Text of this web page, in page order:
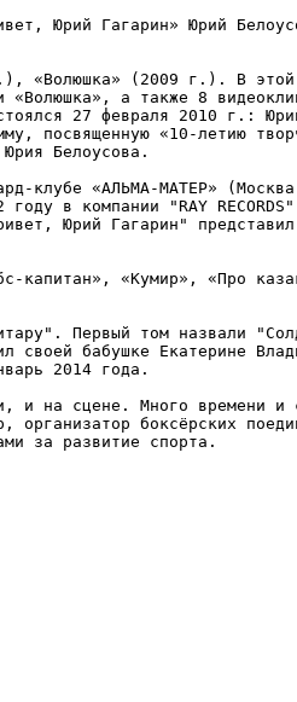
Юрий Гагарин» Юрий
«Волюшка» (2009 г.). В
«Волюшка», а также 8
27 февраля 2010 г.:
посвященную «10-летию
Белоусова.
клубе «АЛЬМА-МАТЕР»
в компании "RAY
Юрий Гагарин"
капитан», «Кумир», «Про
Первый том назвали
своей бабушке Екатерине
2014 года.
и на сцене. Много времени и
боксёрских
за развитие спорта.